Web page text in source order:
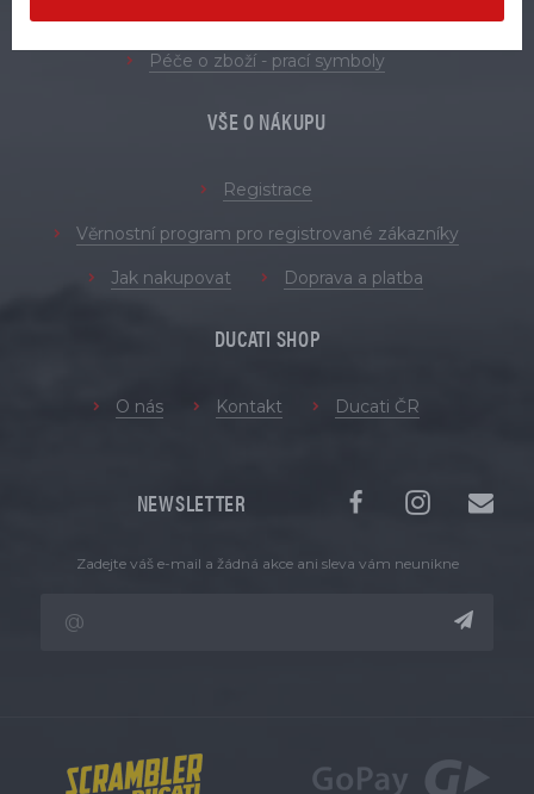
Vrácení a výměna zboží
Péče o zboží - prací symboly
VŠE O NÁKUPU
Registrace
Věrnostní program pro registrované zákazníky
Jak nakupovat Doprava a platba
DUCATI SHOP
O nás Kontakt Ducati ČR
NEWSLETTER
Zadejte váš e-mail a žádná akce ani sleva vám neunikne